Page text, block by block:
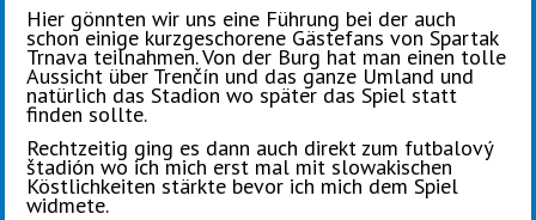
Hier gönnten wir uns eine Führung bei der auch
schon einige kurzgeschorene Gästefans von Spartak
Trnava teilnahmen. Von der Burg hat man einen tolle
Aussicht über Trenčín und das ganze Umland und
natürlich das Stadion wo später das Spiel statt
finden sollte.
Rechtzeitig ging es dann auch direkt zum futbalový
štadión wo ich mich erst mal mit slowakischen
Köstlichkeiten stärkte bevor ich mich dem Spiel
widmete.